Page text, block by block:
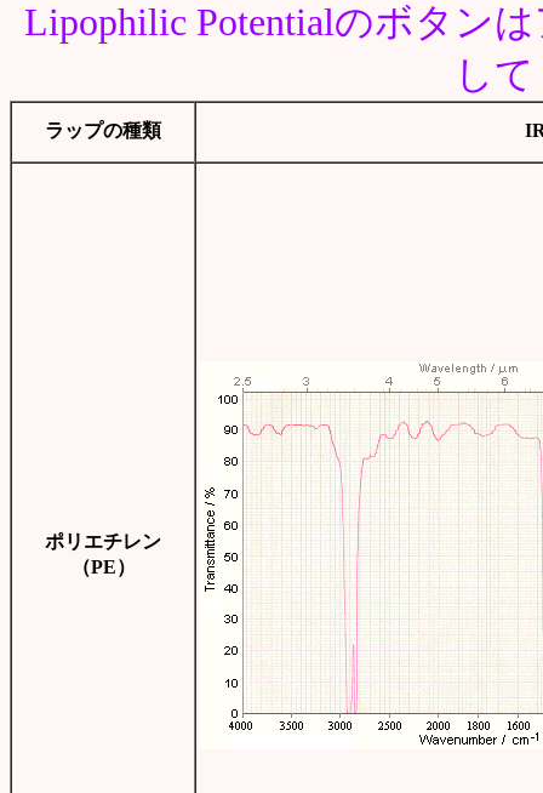
Lipophilic Potentialのボタン
し
ラップの種類
ポリエチレン
（PE）